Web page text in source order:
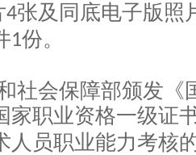
4张及同底电子版照
1份。
社会保障部颁发《
家职业资格一级证
人员职业能力考核